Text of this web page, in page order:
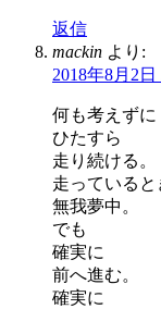
返信
mackin より:
2018年8月2日
何も考えずに
ひたすら
走り続ける。
走っていると
無我夢中。
でも
確実に
前へ進む。
確実に